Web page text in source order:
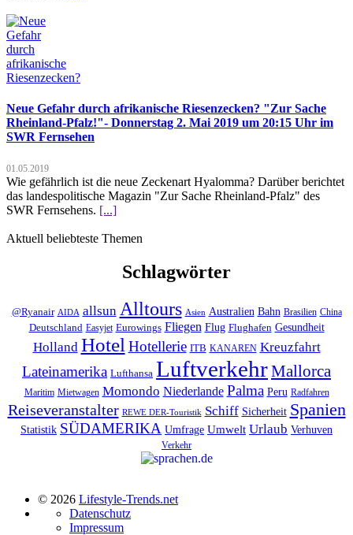
Neue Gefahr durch afrikanische Riesenzecken? "Zur Sache
Rheinland-Pfalz!"- Donnerstag 2. Mai 2019 um 20:15 Uhr im
SWR Fernsehen
01.05.2019
Wie gefährlich ist die neue Zeckenart Hyalomma? Darüber berichtet
das landespolitische Magazin "Zur Sache Rheinland-Pfalz" des
SWR Fernsehens. [...]
Aktuell beliebteste Themen
Schlagwörter
@Ryanair AIDA allsun Alltours Asien Australien Bahn Brasilien China
Deutschland Easyjet Eurowings Fliegen Flug Flughafen Gesundheit
Holland Hotel Hotellerie ITB KANAREN Kreuzfahrt
Lateinamerika Lufthansa LuftverkehrMallorca
Maritim Mietwagen Momondo Niederlande Palma Peru Radfahren
Reiseveranstalter REWE DER-Touristik Schiff Sicherheit Spanien
Statistik SÜDAMERIKA Umfrage Umwelt Urlaub Verhuven
Verkehr
© 2026 Lifestyle-Trends.net
Datenschutz
Impressum